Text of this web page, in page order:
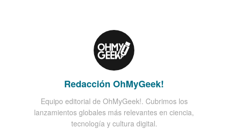
Redacción OhMyGeek!
Equipo editorial de OhMyGeek!. Cubrimos los
lanzamientos globales más relevantes en ciencia,
tecnología y cultura digital.